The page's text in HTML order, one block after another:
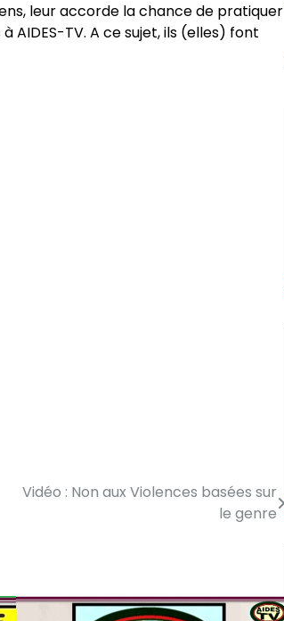
leur accorde la chance de pratiquer
TV. A ce sujet, ils (elles) font
Vidéo : Non aux Violences basées sur
le genre